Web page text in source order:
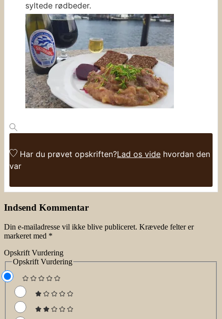
syltede rødbeder.
Har du prøvet opskriften?Lad os vide hvordan den
var
Indsend Kommentar
Din e-mailadresse vil ikke blive publiceret. Krævede felter er
markeret med *
Opskrift Vurdering
Opskrift Vurdering